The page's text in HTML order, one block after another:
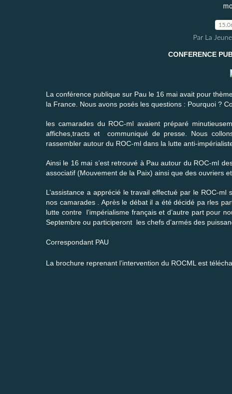
Par La
CONFERENCE
La conférence publique sur Pau le 16 mai avait pour
la France. Nous avons posés les questions : Pourquoi ?
les camarades du ROC-ml avaient préparé
affiches,tracts et communiqué de presse. Nous
rassembler autour du ROC-ml dans la lutte anti-
Ainsi le 16 mai s’est retrouvé à Pau autour du ROC-ml
associatif (Mouvement de la Paix) ainsi que des ouvriers
L’assistance a apprécié le travail effectué par le ROC-
nos camarades . Après le débat il a été décidé pa rles
lutte contre l’impérialisme français et d’autre part pour
Septembre ou participeront les chefs d’armés des
Correspondant PAU
La brochure reprenant l’intervention du ROCML est